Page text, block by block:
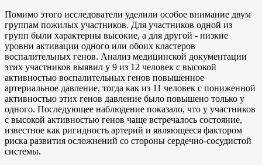
Помимо этого исследователи уделили особое внимание двум
группам пожилых участников. Для участников одной из
групп были характерны высокие, а для другой - низкие
уровни активации одного или обоих кластеров
воспалительных генов. Анализ медицинской документации
этих участников выявил у 9 из 12 человек с высокой
активностью воспалительных генов повышенное
артериальное давление, тогда как из 11 человек с пониженной
активностью этих генов давление было повышено только у
одного. Последующее наблюдение показало, что у участников
с высокой активностью генов чаще встречалось состояние,
известное как ригидность артерий и являющееся фактором
риска развития осложнений со стороны сердечно-сосудистой
системы.